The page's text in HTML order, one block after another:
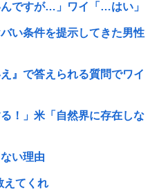
ですが…」ワイ「…はい」
い条件を提示してきた男性
』で答えられる質問でワイ
！」米「自然界に存在しな
い理由
えてくれ